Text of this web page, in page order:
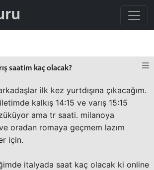
saatim kaç olacak?
ilk kez yurtdışına çıkacağım.
kalkış 14:15 ve varış 15:15
ama tr saati. milanoya
oradan romaya geçmem lazım
için.
italyada saat kaç olacak ki online